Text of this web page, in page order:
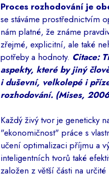
Proces rozhodování je
se stáváme prostřednictvím
nám platné, že známe
zřejmé, explicitní, ale také
potřeby a hodnoty. Citace:
aspekty, které by jiný
i duševní, velkolepé i
rozhodování. (Mises,
Každý živý tvor je geneticky
"ekonomičnost" práce s
učení optimalizaci příjmu a
inteligentních tvorů také
založen z větší části na